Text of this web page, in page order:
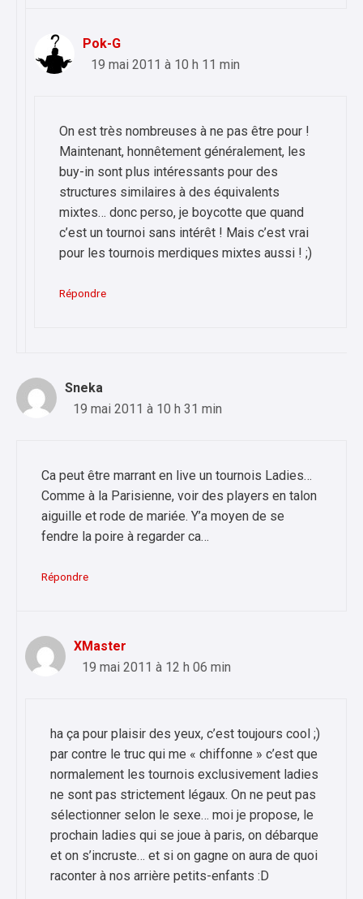
Pok-G
19 mai 2011 à 10 h 11 min
On est très nombreuses à ne pas être pour !
Maintenant, honnêtement généralement, les
buy-in sont plus intéressants pour des
structures similaires à des équivalents
mixtes… donc perso, je boycotte que quand
c’est un tournoi sans intérêt ! Mais c’est vrai
pour les tournois merdiques mixtes aussi ! ;)
Répondre
Sneka
19 mai 2011 à 10 h 31 min
Ca peut être marrant en live un tournois Ladies…
Comme à la Parisienne, voir des players en talon
aiguille et rode de mariée. Y’a moyen de se
fendre la poire à regarder ca…
Répondre
XMaster
19 mai 2011 à 12 h 06 min
ha ça pour plaisir des yeux, c’est toujours cool ;)
par contre le truc qui me « chiffonne » c’est que
normalement les tournois exclusivement ladies
ne sont pas strictement légaux. On ne peut pas
sélectionner selon le sexe… moi je propose, le
prochain ladies qui se joue à paris, on débarque
et on s’incruste… et si on gagne on aura de quoi
raconter à nos arrière petits-enfants :D